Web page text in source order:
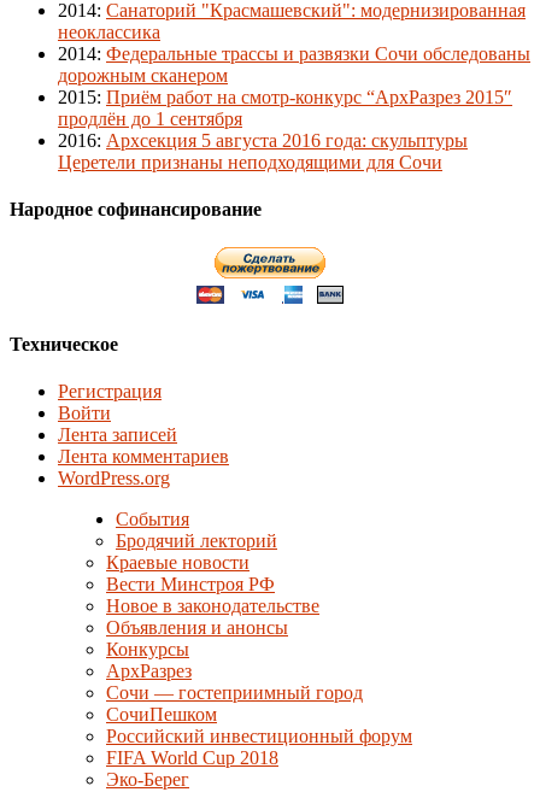
2014: Санаторий "Красмашевский": модернизированная
неоклассика
2014: Федеральные трассы и развязки Сочи обследованы
дорожным сканером
2015: Приём работ на смотр-конкурс “АрхРазрез 2015″
продлён до 1 сентября
2016: Архсекция 5 августа 2016 года: скульптуры
Церетели признаны неподходящими для Сочи
Народное софинансирование
Техническое
Регистрация
Войти
Лента записей
Лента комментариев
WordPress.org
События
Бродячий лекторий
Краевые новости
Вести Минстроя РФ
Новое в законодательстве
Объявления и анонсы
Конкурсы
АрхРазрез
Сочи — гостеприимный город
СочиПешком
Российский инвестиционный форум
FIFA World Cup 2018
Эко-Берег